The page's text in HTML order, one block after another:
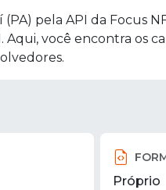
pela API da Focus
Aqui, você encontra os
Próprio